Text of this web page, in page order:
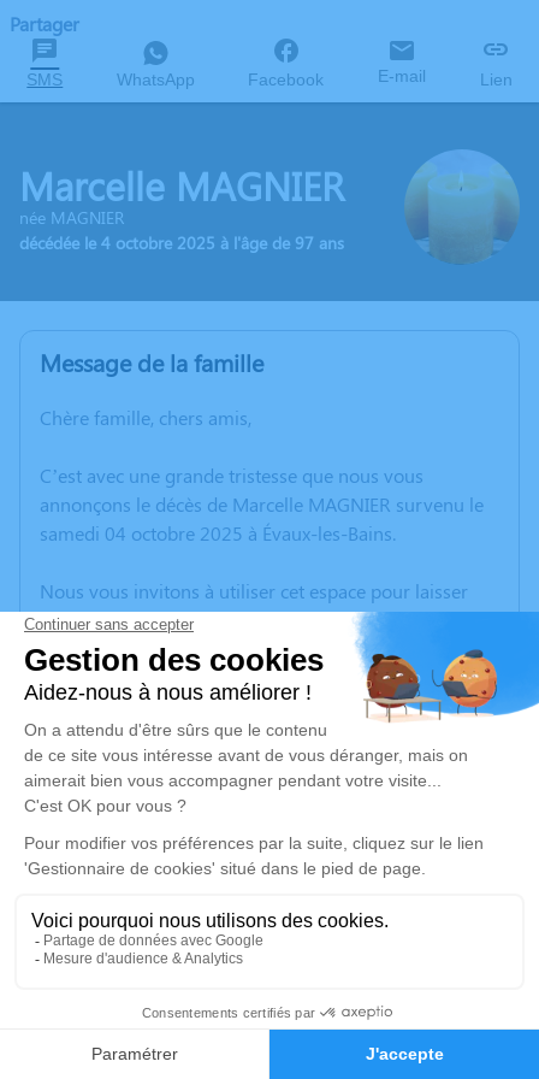
Faire-part Hommages
Partager
SMS WhatsApp Facebook E-mail Lien
Marcelle MAGNIER
née MAGNIER
décédée le 4 octobre 2025 à l'âge de 97 ans
Message de la famille
Chère famille, chers amis,
C’est avec une grande tristesse que nous vous
annonçons le décès de Marcelle MAGNIER survenu le
samedi 04 octobre 2025 à Évaux-les-Bains.
Nous vous invitons à utiliser cet espace pour laisser
vos condoléances, partager des photos souvenirs, une
anecdote ou exprimer vos pensées à travers des
poèmes ou des textes. Cet endroit est un lieu
d'expression dédié à honorer la mémoire de Marcelle
MAGNIER.
Un service de plantation d’arbre hommage est
disponible ici.
Je rends hommage
Cérémonie religieuse
Église de Lussat
23170 Lussat